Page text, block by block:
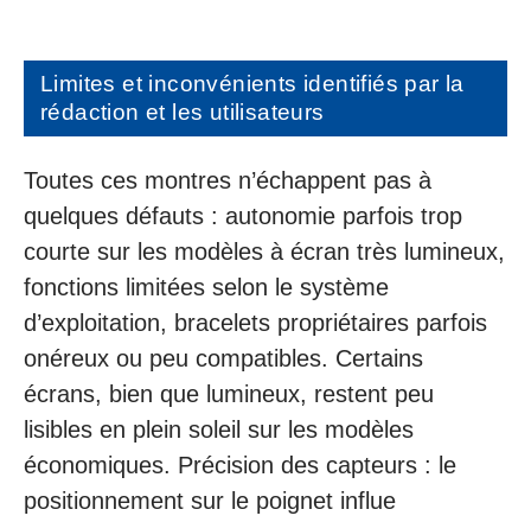
Limites et inconvénients identifiés par la
rédaction et les utilisateurs
Toutes ces montres n’échappent pas à
quelques défauts : autonomie parfois trop
courte sur les modèles à écran très lumineux,
fonctions limitées selon le système
d’exploitation, bracelets propriétaires parfois
onéreux ou peu compatibles. Certains
écrans, bien que lumineux, restent peu
lisibles en plein soleil sur les modèles
économiques. Précision des capteurs : le
positionnement sur le poignet influe